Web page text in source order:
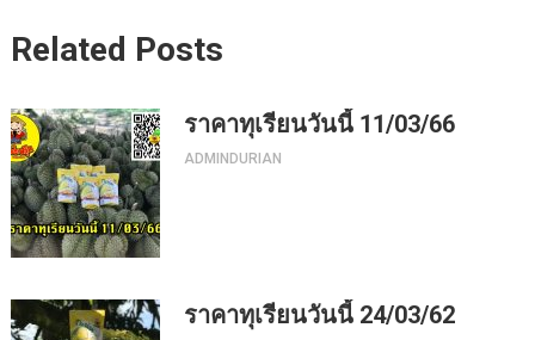
Related Posts
ราคาทุเรียนวันนี้ 11/03/66
ADMINDURIAN
ราคาทุเรียนวันนี้ 24/03/62